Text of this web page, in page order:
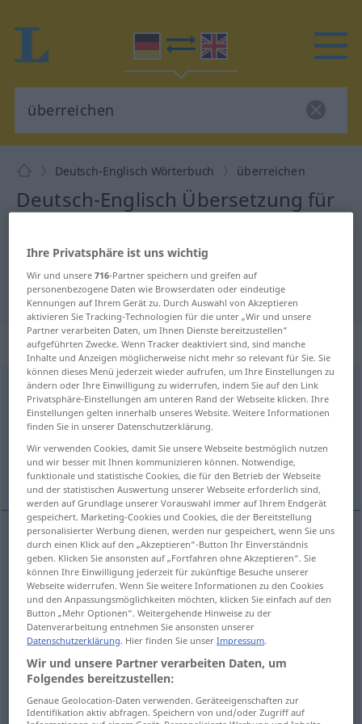
Deutsch-Englisch Wörterbuch überreichen
Deutsch-Englisch Übersetzung für
"überreichen" Englisch
Übersetzung
„überreichen“: transitives Verb
überreichenv/t <untrennb, kein-ge-; h>
Übersicht aller Übersetzungen
(Für mehr Details die Übersetzung anklicken/antippen)
enclose
Beispiele
(jemandem)etwasüberreichen
tohandsthover (tosb), topresentsth(to sb)
derBotschafterüberreichtesein Beglaubigungsschreiben
theambassadorpresented hiscredentials
überreicht von
Ihre Privatsphäre ist uns wichtig
Wir und unsere716-Partner speichern und greifen auf
personenbezogene Daten wie Browserdaten oder eindeutige
Kennungen auf Ihrem Gerät zu. Durch Auswahl von Akzeptieren
aktivieren Sie Tracking-Technologien für die unter „Wir und unsere
Partner verarbeiten Daten, um Ihnen Dienste bereitzustellen“
aufgeführten Zwecke. Wenn Tracker deaktiviert sind, sind manche
Inhalte und Anzeigen möglicherweise nicht mehr so relevant für Sie. Sie
können dieses Menü jederzeit wieder aufrufen, um Ihre Einstellungen zu
ändern oder Ihre Einwilligung zu widerrufen, indem Sie auf den Link
Privatsphäre-Einstellungen am unteren Rand der Webseite klicken. Ihre
Einstellungen gelten innerhalb unseres Website. Weitere Informationen
finden Sie in unserer Datenschutzerklärung.
Wir verwenden Cookies, damit Sie unsere Webseite bestmöglich nutzen
und wir besser mit Ihnen kommunizieren können. Notwendige,
funktionale und statistische Cookies, die für den Betrieb der Webseite
und der statistischen Auswertung unserer Webseite erforderlich sind,
werden auf Grundlage unserer Vorauswahl immer auf Ihrem Endgerät
gespeichert. Marketing-Cookies und Cookies, die der Bereitstellung
personalisierter Werbung dienen, werden nur gespeichert, wenn Sie uns
durch einen Klick auf den „Akzeptieren“-Button Ihr Einverständnis
geben. Klicken Sie ansonsten auf „Fortfahren ohne Akzeptieren“. Sie
können Ihre Einwilligung jederzeit für zukünftige Besuche unserer
Webseite widerrufen. Wenn Sie weitere Informationen zu den Cookies
und den Anpassungsmöglichkeiten möchten, klicken Sie einfach auf den
Button „Mehr Optionen“. Weitergehende Hinweise zu der
Datenverarbeitung entnehmen Sie ansonsten unserer
Datenschutzerklärung. Hier finden Sie unserImpressum.
Wir und unsere Partner verarbeiten Daten, um
Folgendes bereitzustellen:
Genaue Geolocation-Daten verwenden. Geräteeigenschaften zur
Identifikation aktiv abfragen. Speichern von und/oder Zugriff auf